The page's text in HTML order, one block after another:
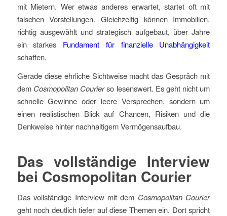
mit Mietern. Wer etwas anderes erwartet, startet oft mit
falschen Vorstellungen. Gleichzeitig können Immobilien,
richtig ausgewählt und strategisch aufgebaut, über Jahre
ein starkes Fundament für finanzielle Unabhängigkeit
schaffen.
Gerade diese ehrliche Sichtweise macht das Gespräch mit
dem Cosmopolitan Courierso lesenswert. Es geht nicht um
schnelle Gewinne oder leere Versprechen, sondern um
einen realistischen Blick auf Chancen, Risiken und die
Denkweise hinter nachhaltigem Vermögensaufbau.
Das vollständige Interview
bei Cosmopolitan Courier
Das vollständige Interview mit dem Cosmopolitan Courier
geht noch deutlich tiefer auf diese Themen ein. Dort spricht